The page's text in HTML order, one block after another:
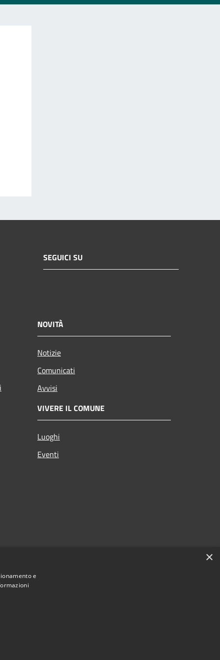
SEGUICI SU
NOVITÀ
Notizie
Comunicati
Avvisi
VIVERE IL COMUNE
Luoghi
Eventi
×
e